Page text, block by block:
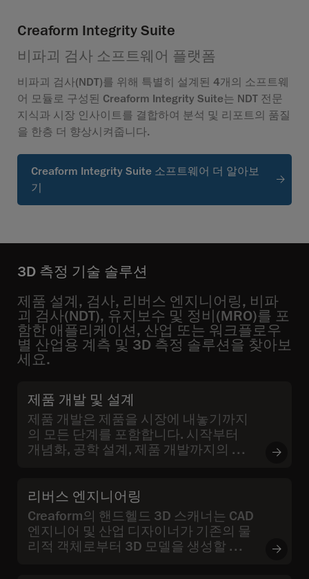
Creaform Integrity Suite
비파괴 검사 소프트웨어 플랫폼
비파괴 검사(NDT)를 위해 특별히 설계된 4개의 소프트웨
어 모듈로 구성된 Creaform Integrity Suite는 NDT 전문
지식과 시장 인사이트를 결합하여 분석 및 리포트의 품질
을 한층 더 향상시켜줍니다.
Creaform Integrity Suite 소프트웨어 더 알아보
기
3D 측정 기술 솔루션
제품 설계, 검사, 리버스 엔지니어링, 비파
괴 검사(NDT), 유지보수 및 정비(MRO)를 포
함한 애플리케이션, 산업 또는 워크플로우
별 산업용 계측 및 3D 측정 솔루션을 찾아보
세요.
제품 개발 및 설계
제품 개발은 제품을 시장에 내놓기까지
의 모든 단계를 포함합니다. 시작부터
개념화, 공학 설계, 제품 개발까지의 과
리버스 엔지니어링
Creaform의 핸드헬드 3D 스캐너는 CAD
엔지니어 및 산업 디자이너가 기존의 물
리적 객체로부터 3D 모델을 생성할 수